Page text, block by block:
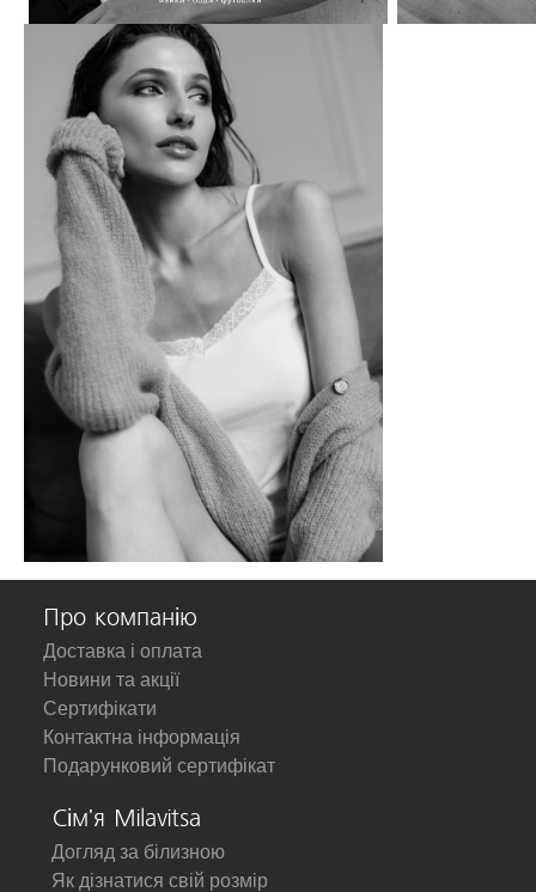
Про компанію
Доставка і оплата
Новини та акції
Сертифікати
Контактна інформація
Подарунковий сертифікат
Сім'я Milavitsa
Догляд за білизною
Як дізнатися свій розмір